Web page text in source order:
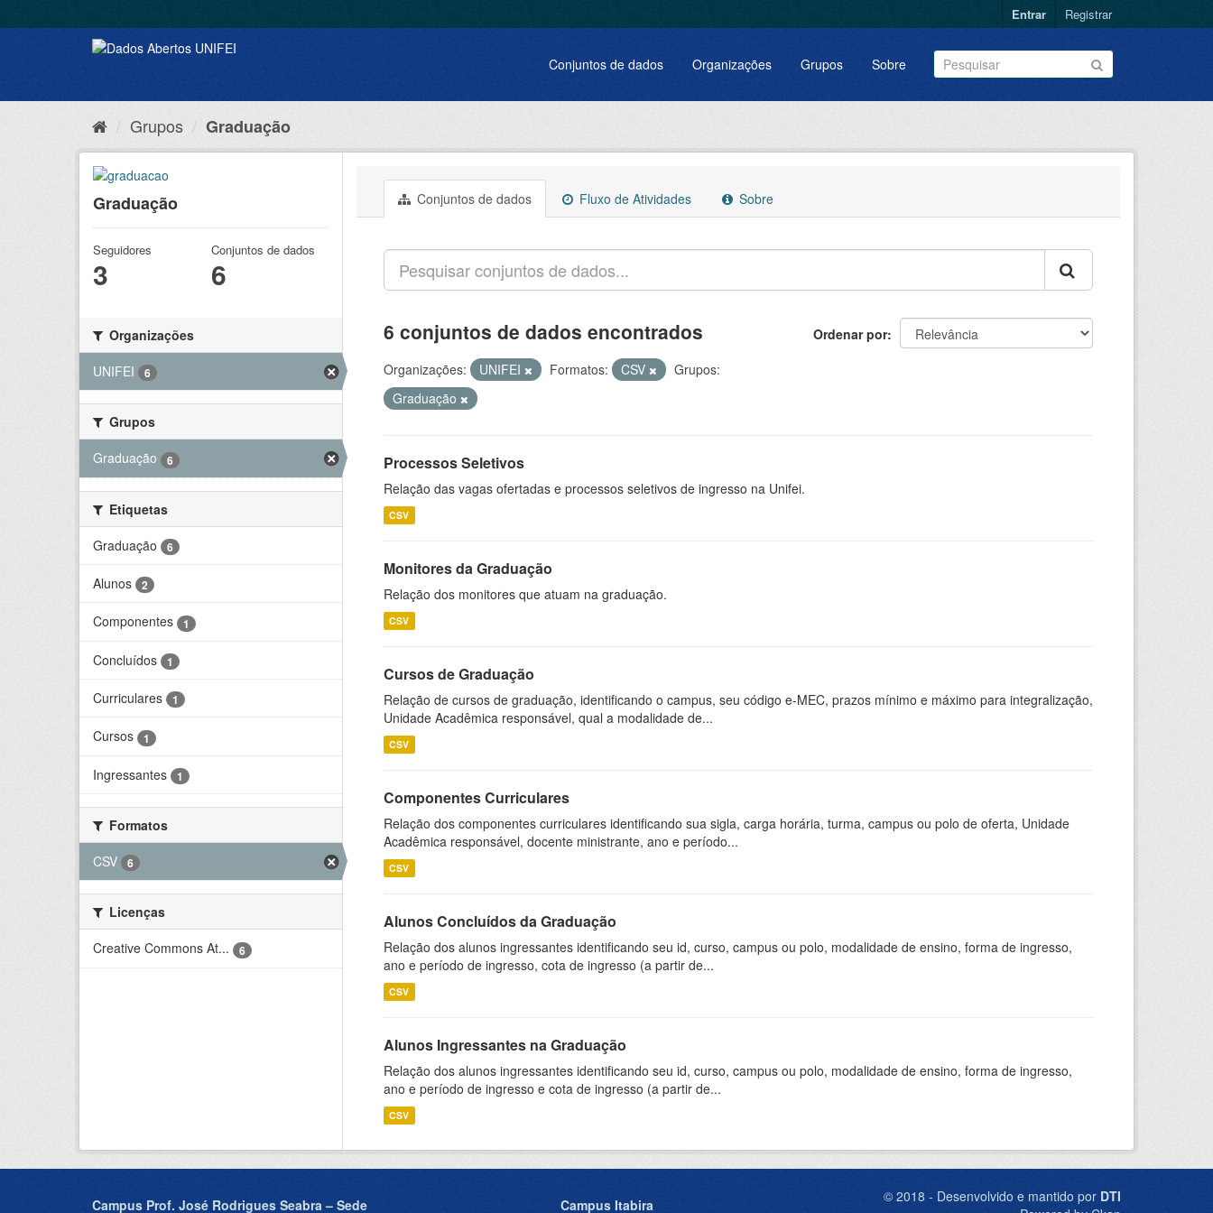
Entrar Registrar
Conjuntos de dados Organizações Grupos Sobre
Grupos Graduação
Graduação
Seguidores
3
Conjuntos de dados
6
Organizações
UNIFEI
6
Grupos
Graduação
6
Etiquetas
Graduação
6
Alunos 2
Componentes 1
Concluídos 1
Curriculares 1
Cursos 1
Ingressantes 1
Formatos
CSV
6
Licenças
Creative Commons At...
6
Conjuntos de dados Fluxo de Atividades Sobre
Ordenar por
6 conjuntos de dados encontrados
Organizações: UNIFEI Formatos: CSV
Grupos:
Graduação
Processos Seletivos
Relação das vagas ofertadas e processos seletivos de ingresso na Unifei.
CSV
Monitores da Graduação
Relação dos monitores que atuam na graduação.
CSV
Cursos de Graduação
Relação de cursos de graduação, identificando o campus, seu código e-MEC, prazos mínimo e máximo para integralização,
Unidade Acadêmica responsável, qual a modalidade de...
CSV
Componentes Curriculares
Relação dos componentes curriculares identificando sua sigla, carga horária, turma, campus ou polo de oferta, Unidade
Acadêmica responsável, docente ministrante, ano e período...
CSV
Alunos Concluídos da Graduação
Relação dos alunos ingressantes identificando seu id, curso, campus ou polo, modalidade de ensino, forma de ingresso,
ano e período de ingresso, cota de ingresso (a partir de...
CSV
Alunos Ingressantes na Graduação
Relação dos alunos ingressantes identificando seu id, curso, campus ou polo, modalidade de ensino, forma de ingresso,
ano e período de ingresso e cota de ingresso (a partir de...
CSV
Campus Prof. José Rodrigues Seabra – Sede Campus Itabira © 2018 - Desenvolvido e mantido por DTI